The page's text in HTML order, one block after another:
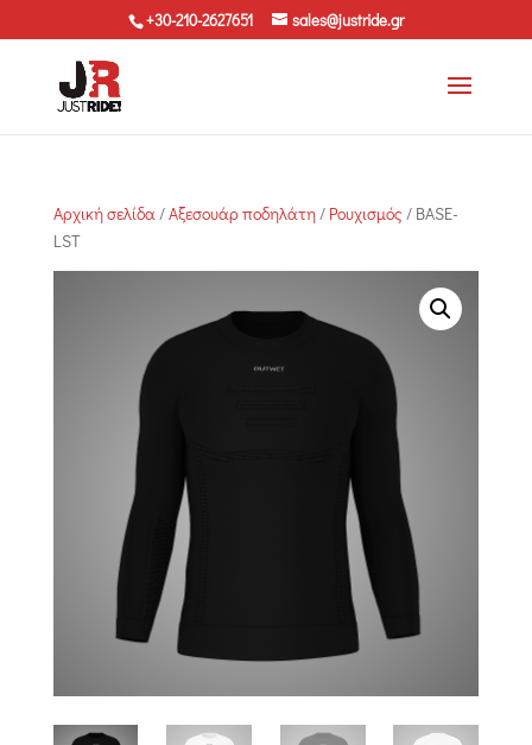
+30-210-2627651 sales@justride.gr
Αρχική σελίδα/Αξεσουάρ ποδηλάτη/ Ρουχισμός / BASE-
LST